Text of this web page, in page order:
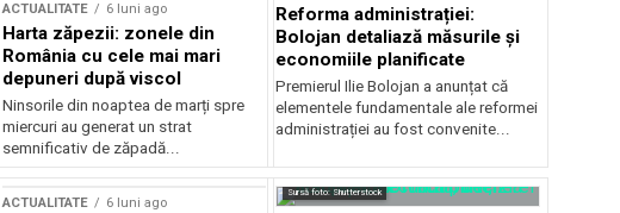
ACTUALITATE 6 luni ago
Harta zăpezii: zonele din
România cu cele mai mari
depuneri după viscol
Ninsorile din noaptea de marți spre
miercuri au generat un strat
semnificativ de zăpadă...
Reforma administrației:
Bolojan detaliază măsurile și
economiile planificate
Premierul Ilie Bolojan a anunțat că
elementele fundamentale ale reformei
administrației au fost convenite...
ACTUALITATE 6 luni ago
Sursă foto: Shutterstock